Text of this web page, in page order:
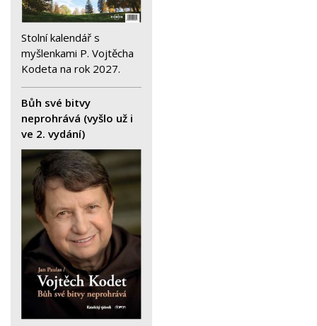
Stolní kalendář s
myšlenkami P. Vojtěcha
Kodeta na rok 2027.
Bůh své bitvy
neprohrává (vyšlo už i
ve 2. vydání)